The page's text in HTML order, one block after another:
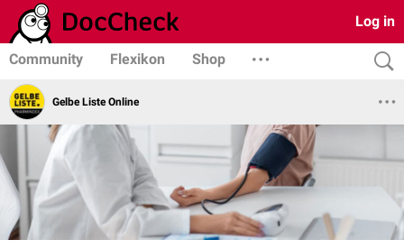
Log in
Community Flexikon Shop
Gelbe Liste Online